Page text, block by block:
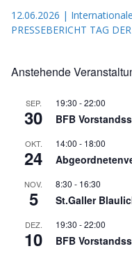
12.06.2026 |
PRESSEBERICHT TAG
Anstehende
SEP.
30
19:30 -22:00
BFB
OKT.
24
14:00 - 18:00
NOV.
5
8:30 - 16:30
St.Galler
DEZ.
10
19:30 -22:00
BFB